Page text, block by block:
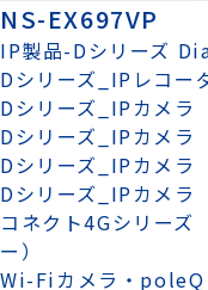
NS-EX697VP
IP製品-Dシリーズ
Dシリーズ_IPレコー
Dシリーズ_IPカメラ
Dシリーズ_IPカメラ
Dシリーズ_IPカメラ
Dシリーズ_IPカメラ
コネクト4Gシリーズ
ー）
Wi-Fiカメラ・poleQ